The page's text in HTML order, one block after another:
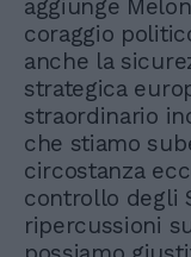
aggiunge
coraggio
anche la
strategica
straordinario
che stiamo
circostanza
controllo degli
ripercussioni